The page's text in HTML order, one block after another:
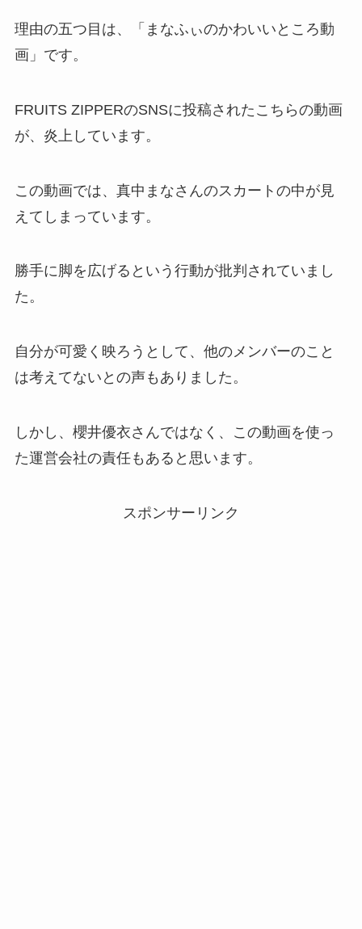
理由の五つ目は、「まなふぃのかわいいところ動
画」です。
FRUITS ZIPPERのSNSに投稿されたこちらの動画
が、炎上しています。
この動画では、真中まなさんのスカートの中が見
えてしまっています。
勝手に脚を広げるという行動が批判されていまし
た。
自分が可愛く映ろうとして、他のメンバーのこと
は考えてないとの声もありました。
しかし、櫻井優衣さんではなく、この動画を使っ
た運営会社の責任もあると思います。
スポンサーリンク